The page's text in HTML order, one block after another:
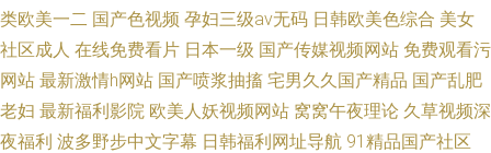
类欧美一二 国产色视频 孕妇三级av无码 日韩欧美色综合 美女
社区成人 在线免费看片 日本一级 国产传媒视频网站 免费观看污
网站 最新激情h网站 国产喷浆抽搐 宅男久久国产精品 国产乱肥
老妇 最新福利影院 欧美人妖视频网站 窝窝午夜理论 久草视频深
夜福利 波多野步中文字幕 日韩福利网址导航 91精品国产社区